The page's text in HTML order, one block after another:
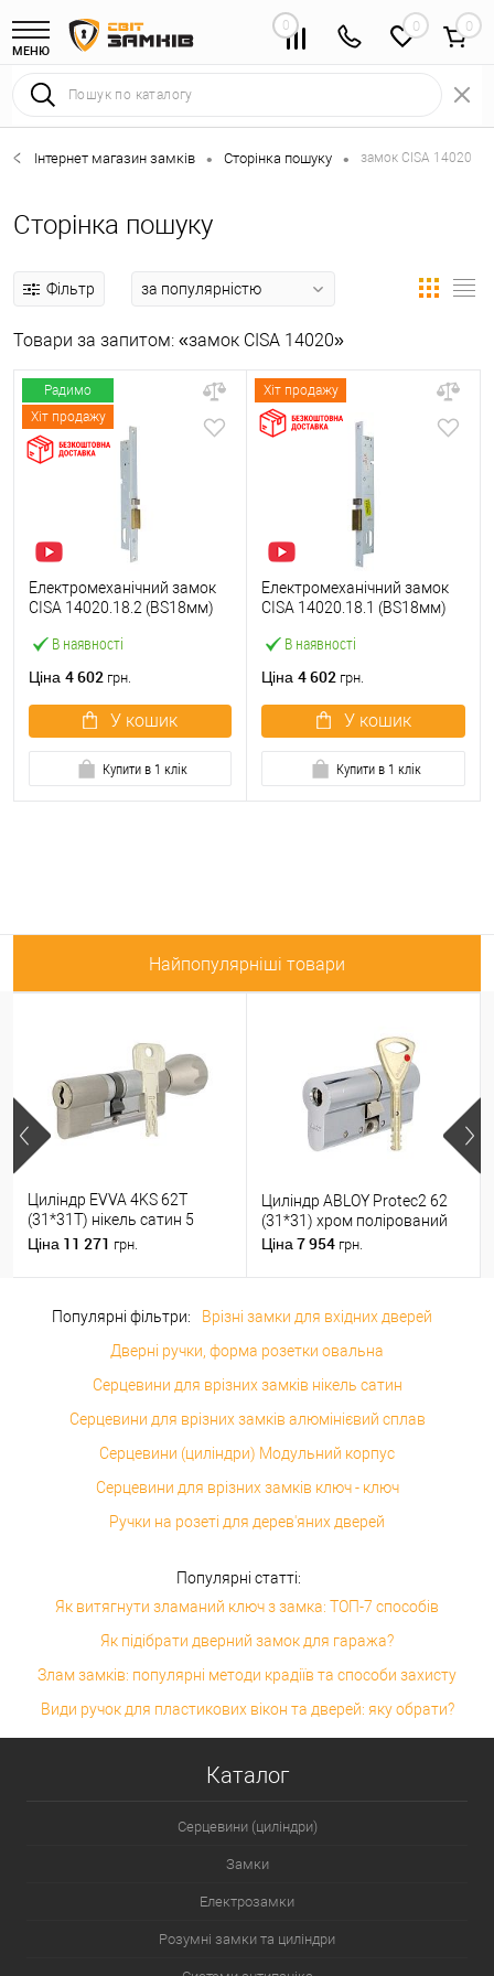
МЕНЮ
0 0
Інтернет магазин замків • Сторінка пошуку • замок CISA 14020
Сторінка пошуку
Фільтр
Товари за запитом: «замок CISA 14020»
Радимо
Хіт продажу
В наявності
Електромеханічний замок
CISA 14020.18.2 (BS18мм)
Ціна 4 602 грн.
У кошик
Купити в 1 клік
Хіт продажу
В наявності
Електромеханічний замок
CISA 14020.18.1 (BS18мм)
Ціна 4 602 грн.
У кошик
Купити в 1 клік
Найпопулярніші товари
Циліндр EVVA 4KS 62T
(31*31T) нікель сатин 5
ключів
Ціна 11 271 грн.
Циліндр ABLOY Protec2 62
(31*31) хром полірований
Ціна 7 954 грн.
Популярні фільтри:
Врізні замки для вхідних дверей
Дверні ручки, форма розетки овальна
Серцевини для врізних замків нікель сатин
Серцевини для врізних замків алюмінієвий сплав
Серцевини (циліндри) Модульний корпус
Серцевини для врізних замків ключ - ключ
Ручки на розеті для дерев'яних дверей
Популярні статті:
Як витягнути зламаний ключ з замка: ТОП-7 способів
Як підібрати дверний замок для гаража?
Злам замків: популярні методи крадіїв та способи захисту
Види ручок для пластикових вікон та дверей: яку обрати?
Каталог
Серцевини (циліндри)
Замки
Електрозамки
Розумні замки та циліндри